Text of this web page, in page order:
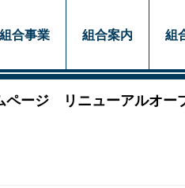
組合事業 組合案内 組
ページ リニューアルオー